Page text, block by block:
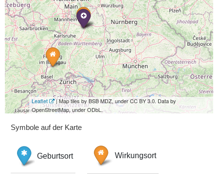
Leaflet
| Map tiles by BSB MDZ, under CC BY 3.0. Data by
OpenStreetMap, under ODbL.
Symbole auf der Karte
Geburtsort Wirkungsort